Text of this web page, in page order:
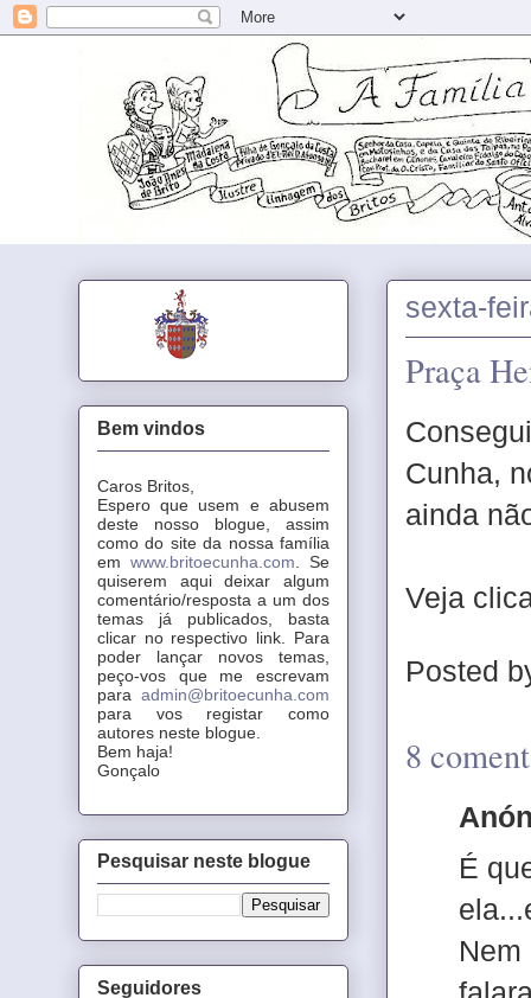
sexta-
Praça
Cunha,
ainda
Veja
Posted
8
É
Bem vindos
Caros Britos,
Espero que usem e abusem
deste nosso blogue, assim
como do site da nossa família
em www.britoecunha.com . Se
quiserem aqui deixar algum
comentário/resposta a um dos
temas já publicados, basta
clicar no respectivo link. Para
poder lançar novos temas,
peço-vos que me escrevam
para admin@britoecunha.com
para vos registar como
autores neste blogue.
Bem haja!
Gonçalo
Pesquisar neste blogue
Seguidores